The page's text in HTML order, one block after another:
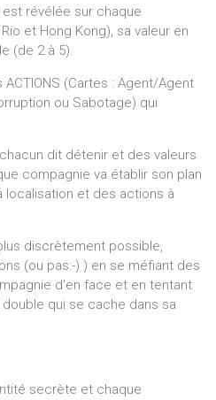
est révélée sur chaque
et Hong Kong), sa valeur en
(de 2 à 5).
(Cartes : Agent/Agent
ou Sabotage) qui
dit détenir et des valeurs
compagnie va établir son plan
et des actions à
discrètement possible,
(ou pas:-) ) en se méfiant des
d'en face et en tentant
qui se cache dans sa
secrète et chaque